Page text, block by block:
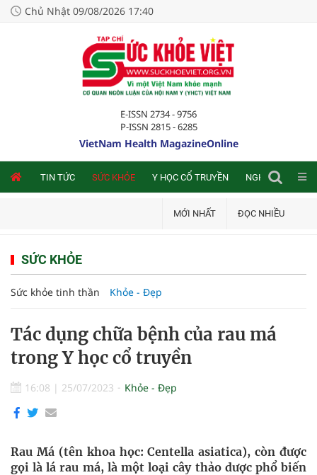
Chủ Nhật 09/08/2026 17:40
E-ISSN 2734 - 9756
P-ISSN 2815 - 6285
VietNam Health MagazineOnline
TIN TỨC SỨC KHỎE Y HỌC CỔ TRUYỀN NGHIÊN CỨU
MỚI NHẤT ĐỌC NHIỀU
SỨC KHỎE
Sức khỏe tinh thần Khỏe - Đẹp
Tác dụng chữa bệnh của rau má
trong Y học cổ truyền
16:08 | 25/07/2023 Khỏe - Đẹp
Rau Má (tên khoa học: Centella asiatica), còn được
gọi là lá rau má, là một loại cây thảo dược phổ biến